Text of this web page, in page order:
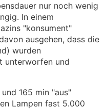
nur noch wenig
In einem
"konsument"
ausgehen, dass die
wurden
unterworfen und
165 min "aus"
Lampen fast 5.000